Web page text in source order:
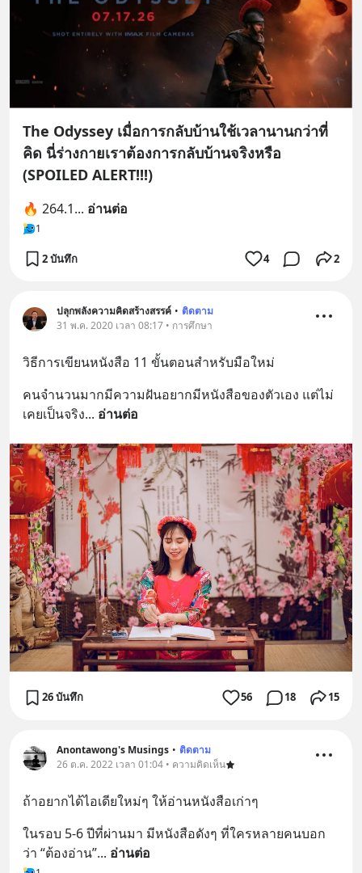
The Odyssey เมื่อการกลับบ้านใช้เวลานานกว่าที่
คิด นี่ร่างกายเราต้องการกลับบ้านจริงหรือ
(SPOILED ALERT!!!)
🔥 264.1... อ่านต่อ
1
2 บันทึก 4 2
ปลุกพลังความคิดสร้างสรรค์ • ติดตาม
31 พ.ค. 2020 เวลา 08:17 • การศึกษา
วิธีการเขียนหนังสือ 11 ขั้นตอนสำหรับมือใหม่
คนจำนวนมากมีความฝันอยากมีหนังสือของตัวเอง แต่ไม่
เคยเป็นจริง... อ่านต่อ
26 บันทึก 56 18 15
Anontawong's Musings • ติดตาม
26 ต.ค. 2022 เวลา 01:04 • ความคิดเห็น
ถ้าอยากได้ไอเดียใหม่ๆ ให้อ่านหนังสือเก่าๆ
ในรอบ 5-6 ปีที่ผ่านมา มีหนังสือดังๆ ที่ใครหลายคนบอก
ว่า “ต้องอ่าน”... อ่านต่อ